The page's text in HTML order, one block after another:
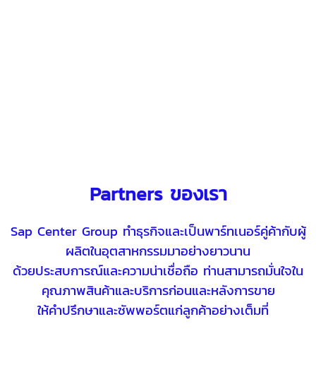
Partners ของเรา
Sap Center Group ทำธุรกิจและเป็นพาร์ทเนอร์คู่ค้ากับผู้
ผลิตในอุตสาหกรรมมาอย่างยาวนาน
ด้วยประสบการณ์และความน่าเชื่อถือ ท่านสามารถมั่นใจใน
คุณภาพสินค้าและบริการก่อนและหลังการขาย
ให้คำปรึกษาและซัพพอร์ตแก่ลูกค้าอย่างเต็มที่